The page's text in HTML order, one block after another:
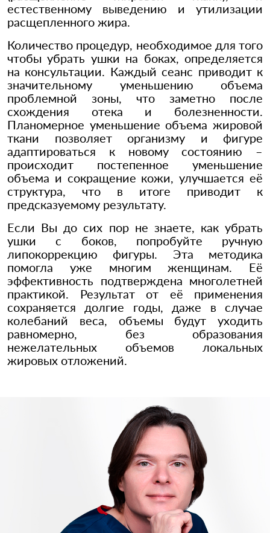
естественному выведению и утилизации
расщепленного жира.
Количество процедур, необходимое для того
чтобы убрать ушки на боках, определяется
на консультации. Каждый сеанс приводит к
значительному уменьшению объема
проблемной зоны, что заметно после
схождения отека и болезненности.
Планомерное уменьшение объема жировой
ткани позволяет организму и фигуре
адаптироваться к новому состоянию –
происходит постепенное уменьшение
объема и сокращение кожи, улучшается её
структура, что в итоге приводит к
предсказуемому результату.
Если Вы до сих пор не знаете, как убрать
ушки с боков, попробуйте ручную
липокоррекцию фигуры. Эта методика
помогла уже многим женщинам. Её
эффективность подтверждена многолетней
практикой. Результат от её применения
сохраняется долгие годы, даже в случае
колебаний веса, объемы будут уходить
равномерно, без образования
нежелательных объемов локальных
жировых отложений.